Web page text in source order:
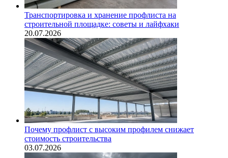
Транспортировка и хранение профлиста на
строительной площадке: советы и лайфхаки
20.07.2026
Почему профлист с высоким профилем снижает
стоимость строительства
03.07.2026